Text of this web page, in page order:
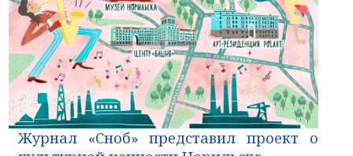
Журнал «Сноб» представил проект о